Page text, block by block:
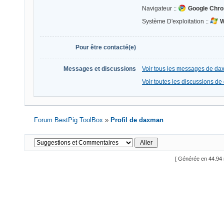
Navigateur ::
Google
Système D'exploitation ::
Pour être contacté(e)
Messages et discussions
Voir tous les messages de
Voir toutes les discussions de
Forum BestPig ToolBox » Profil de daxman
[ Générée en